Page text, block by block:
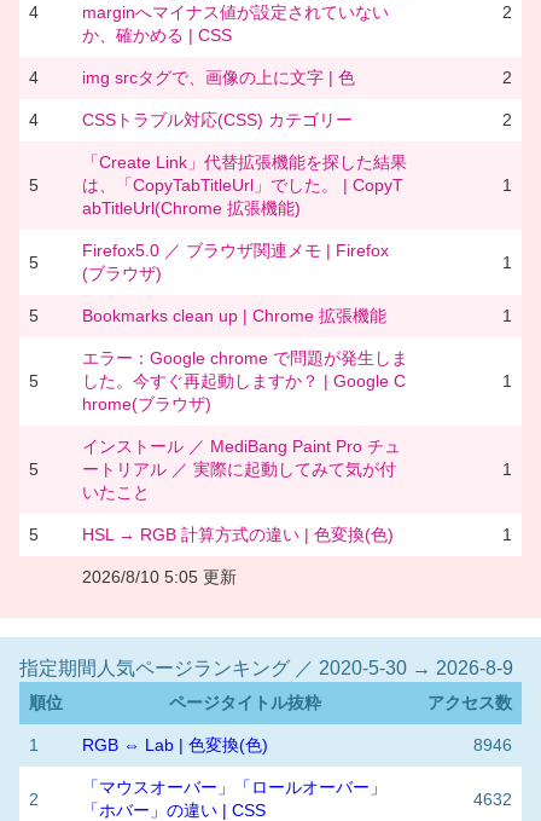
4
marginへマイナス値が設定されていない
か、確かめる | CSS
2
4 img srcタグで、画像の上に文字 | 色 2
4 CSSトラブル対応(CSS) カテゴリー 2
5
「Create Link」代替拡張機能を探した結果
は、「CopyTabTitleUrl」でした。 | CopyT
abTitleUrl(Chrome 拡張機能)
1
5
Firefox5.0 ／ ブラウザ関連メモ | Firefox
(ブラウザ)
1
5 Bookmarks clean up | Chrome 拡張機能 1
5
エラー：Google chrome で問題が発生しま
した。今すぐ再起動しますか？ | Google C
hrome(ブラウザ)
1
5
インストール ／ MediBang Paint Pro チュ
ートリアル ／ 実際に起動してみて気が付
いたこと
1
5 HSL → RGB 計算方式の違い | 色変換(色) 1
2026/8/10 5:05 更新
指定期間人気ページランキング ／ 2020-5-30 → 2026-8-9
順位 ページタイトル抜粋 アクセス数
1 RGB ⇔ Lab | 色変換(色) 8946
2
「マウスオーバー」「ロールオーバー」
「ホバー」の違い | CSS
4632